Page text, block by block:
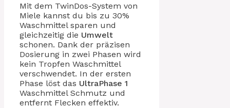
Mit dem TwinDos-System von
Miele kannst du bis zu 30%
Waschmittel sparen und
gleichzeitig die Umwelt
schonen. Dank der präzisen
Dosierung in zwei Phasen wird
kein Tropfen Waschmittel
verschwendet. In der ersten
Phase löst das UltraPhase 1
Waschmittel Schmutz und
entfernt Flecken effektiv.